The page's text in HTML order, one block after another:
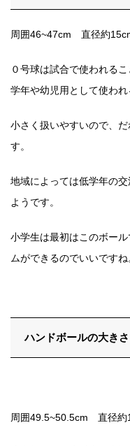
周囲46~47cm 直径約
０号球は試合で使われるこ
学年や幼児用として使われ
小さく扱いやすいので、
す。
地域によっては低学年の
ようです。
小学生は最初はこのボー
ムができるのでいいですね
ハンドボールの大き
周囲49.5~50.5cm 直径